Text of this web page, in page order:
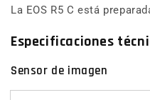
La EOS R5 C está
Especificaciones
Sensor de imagen